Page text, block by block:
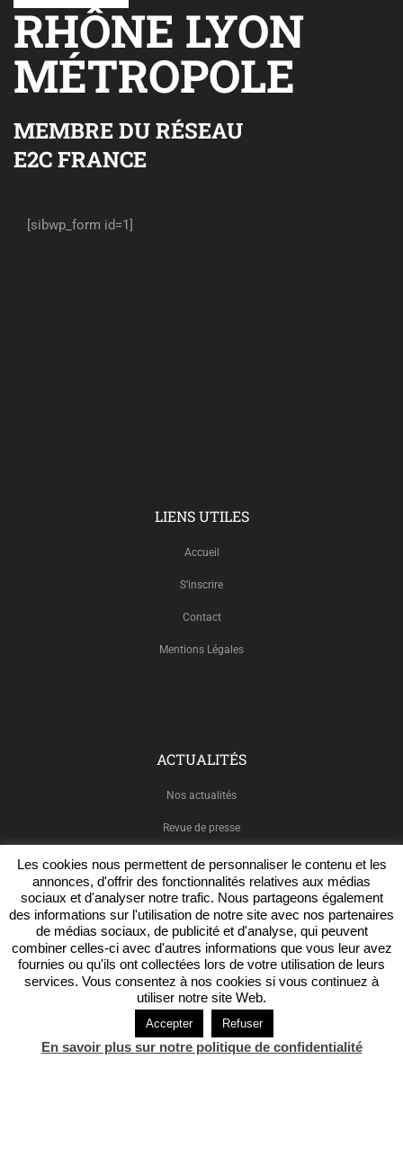
RHÔNE LYON
MÉTROPOLE
MEMBRE DU RÉSEAU
E2C FRANCE
[sibwp_form id=1]
LIENS UTILES
Accueil
S’inscrire
Contact
Mentions Légales
ACTUALITÉS
Nos actualités
Revue de presse
NOUS SUIVRE
Facebook
Twitter
LinkedIn
Les cookies nous permettent de personnaliser le contenu et les
annonces, d'offrir des fonctionnalités relatives aux médias
sociaux et d'analyser notre trafic. Nous partageons également
des informations sur l'utilisation de notre site avec nos partenaires
de médias sociaux, de publicité et d'analyse, qui peuvent
combiner celles-ci avec d'autres informations que vous leur avez
fournies ou qu'ils ont collectées lors de votre utilisation de leurs
services. Vous consentez à nos cookies si vous continuez à
utiliser notre site Web.
Accepter Refuser
En savoir plus sur notre politique de confidentialité